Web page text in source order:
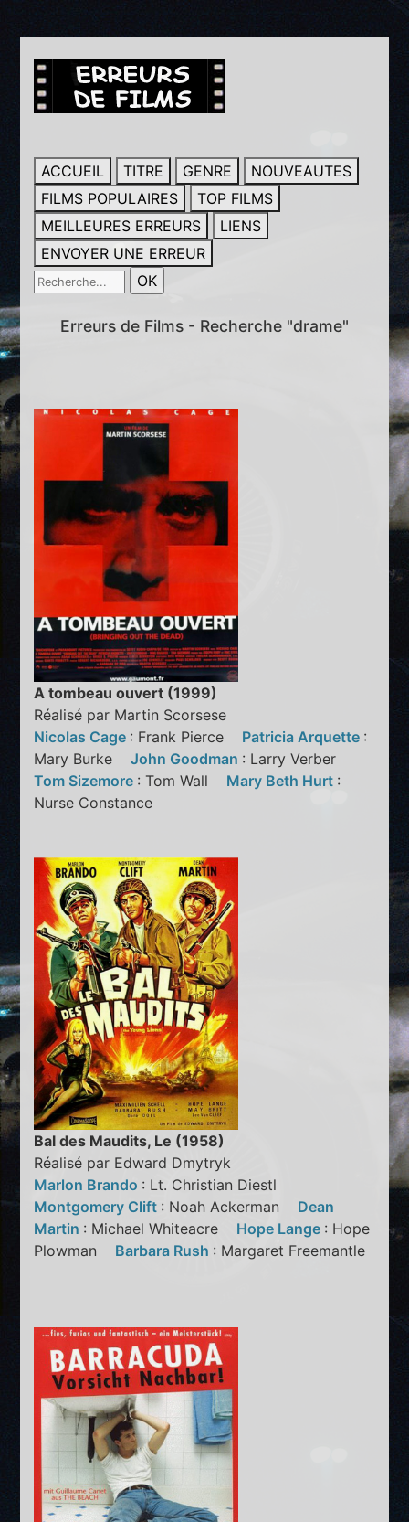
ACCUEIL TITRE GENRE
NOUVEAUTES
FILMS POPULAIRES
TOP FILMS
MEILLEURES ERREURS
LIENS
ENVOYER UNE ERREUR
Erreurs de Films - Recherche "drame"
A tombeau ouvert (1999)
Réalisé par Martin Scorsese
Nicolas Cage : Frank Pierce Patricia Arquette :
Mary BurkeJohn Goodman : Larry Verber
Tom Sizemore : Tom Wall Mary Beth Hurt :
Nurse Constance
Bal des Maudits, Le (1958)
Réalisé par Edward Dmytryk
Marlon Brando : Lt. Christian Diestl
Montgomery Clift : Noah Ackerman Dean
Martin : Michael Whiteacre Hope Lange : Hope
Plowman Barbara Rush : Margaret Freemantle